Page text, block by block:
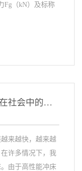
Fg（kN）及标称
精密冲床厂家谈谈高性能冲床在社会中的使用
来越快，越来越
许多情况下，我
由于高性能冲床